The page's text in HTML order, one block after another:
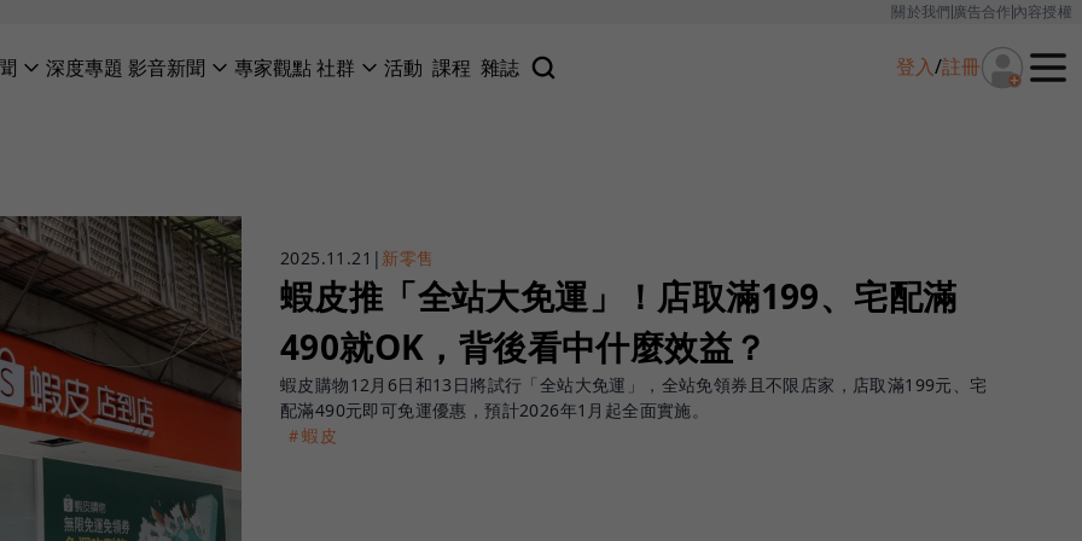
關於我們廣告合作內容授權
深度專題 影音新聞 專家觀點社群 活動 課程 雜誌 登入/註冊
2025.11.21 | 新零售
蝦皮推「全站大免運」！店取滿199、宅配滿
490就OK，背後看中什麼效益？
蝦皮購物12月6日和13日將試行「全站大免運」，全站免領券且不限店家，店取滿199元、宅
配滿490元即可免運優惠，預計2026年1月起全面實施。
＃蝦皮